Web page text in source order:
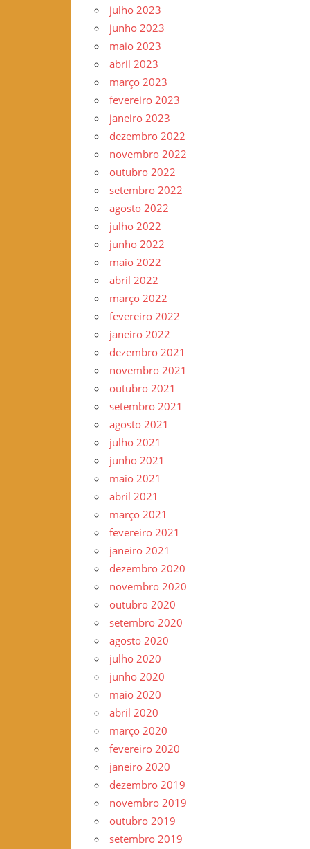
julho 2023
junho 2023
maio 2023
abril 2023
março 2023
fevereiro 2023
janeiro 2023
dezembro 2022
novembro 2022
outubro 2022
setembro 2022
agosto 2022
julho 2022
junho 2022
maio 2022
abril 2022
março 2022
fevereiro 2022
janeiro 2022
dezembro 2021
novembro 2021
outubro 2021
setembro 2021
agosto 2021
julho 2021
junho 2021
maio 2021
abril 2021
março 2021
fevereiro 2021
janeiro 2021
dezembro 2020
novembro 2020
outubro 2020
setembro 2020
agosto 2020
julho 2020
junho 2020
maio 2020
abril 2020
março 2020
fevereiro 2020
janeiro 2020
dezembro 2019
novembro 2019
outubro 2019
setembro 2019